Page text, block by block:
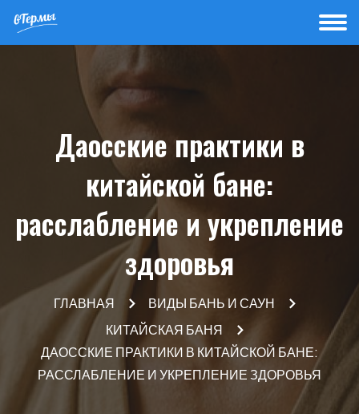
Даосские практики в
китайской бане:
расслабление и укрепление
здоровья
ГЛАВНАЯ
ВИДЫ БАНЬ И САУН
КИТАЙСКАЯ БАНЯ
ДАОССКИЕ ПРАКТИКИ В КИТАЙСКОЙ БАНЕ:
РАССЛАБЛЕНИЕ И УКРЕПЛЕНИЕ ЗДОРОВЬЯ